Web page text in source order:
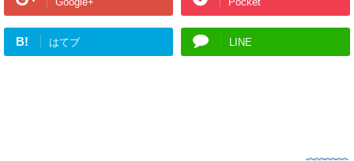
B! はてブ LINE